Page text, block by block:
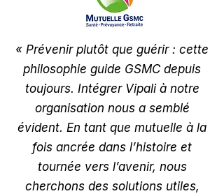
« Prévenir plutôt que guérir : cette
philosophie guide GSMC depuis
toujours. Intégrer Vipali à notre
organisation nous a semblé
évident. En tant que mutuelle à la
fois ancrée dans l’histoire et
tournée vers l’avenir, nous
cherchons des solutions utiles,